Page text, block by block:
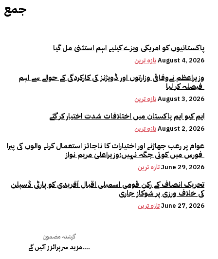
جمع
پاکستانیوں کو امریکی ویزے کیلیے اہم استثنیٰ مل گیا
تازہ ترینAugust 4, 2026
وزیراعظم نےوفاقی وزارتوں اور ڈویژنز کی کارکردگی کے حوالے سے اہم
تازہ ترینAugust 3, 2026
ایم کیو ایم پاکستان میں اختلافات شدت اختیار کر گئے
تازہ ترینAugust 2, 2026
عوام پر رعب جھاڑنے اور اختیارات کا ناجائز استعمال کرنے والوں کی پیرا
تازہ ترینJune 29, 2026
تحریک انصاف کے رکن قومی اسمبلی اقبال آفریدی کو پارٹی ڈسپلن
کی خلاف ورزی پر شوکاز جاری
تازہ ترینJune 27, 2026
گزشتہ مضمون
مزید سرپرائزز آئیں گے….